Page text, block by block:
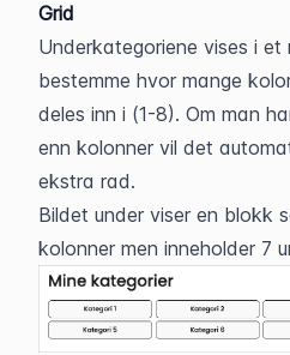
Grid
Underkategoriene vises i
bestemme hvor mange
deles inn i (1-8). Om man
enn kolonner vil det
ekstra rad.
Bildet under viser en blokk
kolonner men inneholder 7